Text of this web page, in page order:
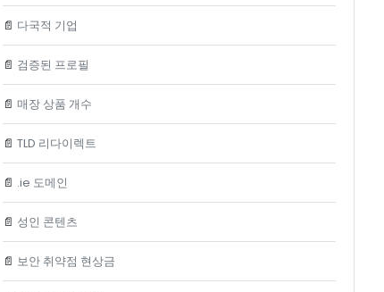
📄 다국적 기업
📄 검증된 프로필
📄 매장 상품 개수
📄 TLD 리다이렉트
📄 .ie 도메인
📄 성인 콘텐츠
📄 보안 취약점 현상금